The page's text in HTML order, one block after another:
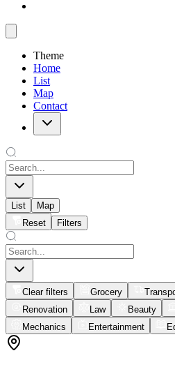
Theme
Home
List
Map
Contact
List
Map
Reset
Filters
Clear filters Grocery
Renovation
Law Beauty
Mechanics
Entertainment